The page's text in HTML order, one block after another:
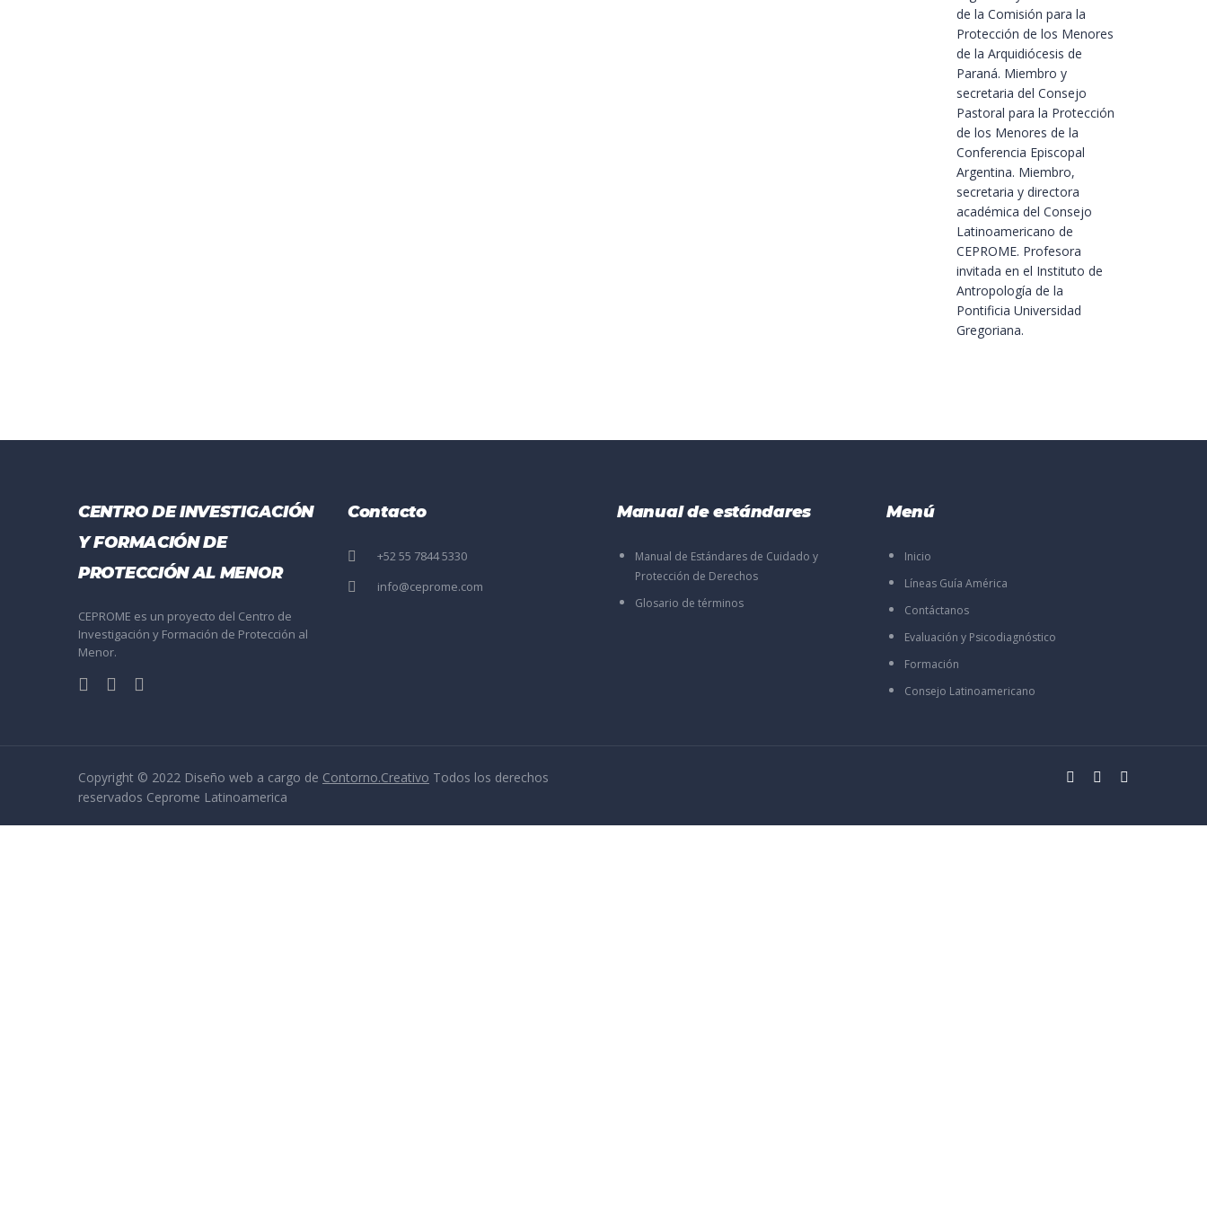
de la Comisión para la
Protección de los Menores
de la Arquidiócesis de
Paraná. Miembro y
secretaria del Consejo
Pastoral para la Protección
de los Menores de la
Conferencia Episcopal
Argentina. Miembro,
secretaria y directora
académica del Consejo
Latinoamericano de
CEPROME. Profesora
invitada en el Instituto de
Antropología de la
Pontificia Universidad
Gregoriana.
CENTRO DE INVESTIGACIÓN
Y FORMACIÓN DE
PROTECCIÓN AL MENOR
CEPROME es un proyecto del Centro de
Investigación y Formación de Protección al
Menor.
Contacto
+52 55 7844 5330
info@ceprome.com
Manual de estándares
Manual de Estándares de Cuidado y
Protección de Derechos
Glosario de términos
Menú
Inicio
Líneas Guía América
Contáctanos
Evaluación y Psicodiagnóstico
Formación
Consejo Latinoamericano
Copyright © 2022 Diseño web a cargo de Contorno.Creativo Todos los derechos
reservados Ceprome Latinoamerica